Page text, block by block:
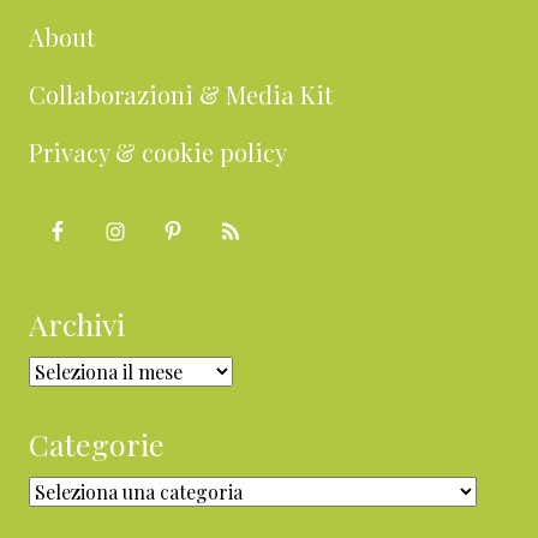
About
Collaborazioni & Media Kit
Privacy & cookie policy
Archivi
Archivi
Categorie
Categorie